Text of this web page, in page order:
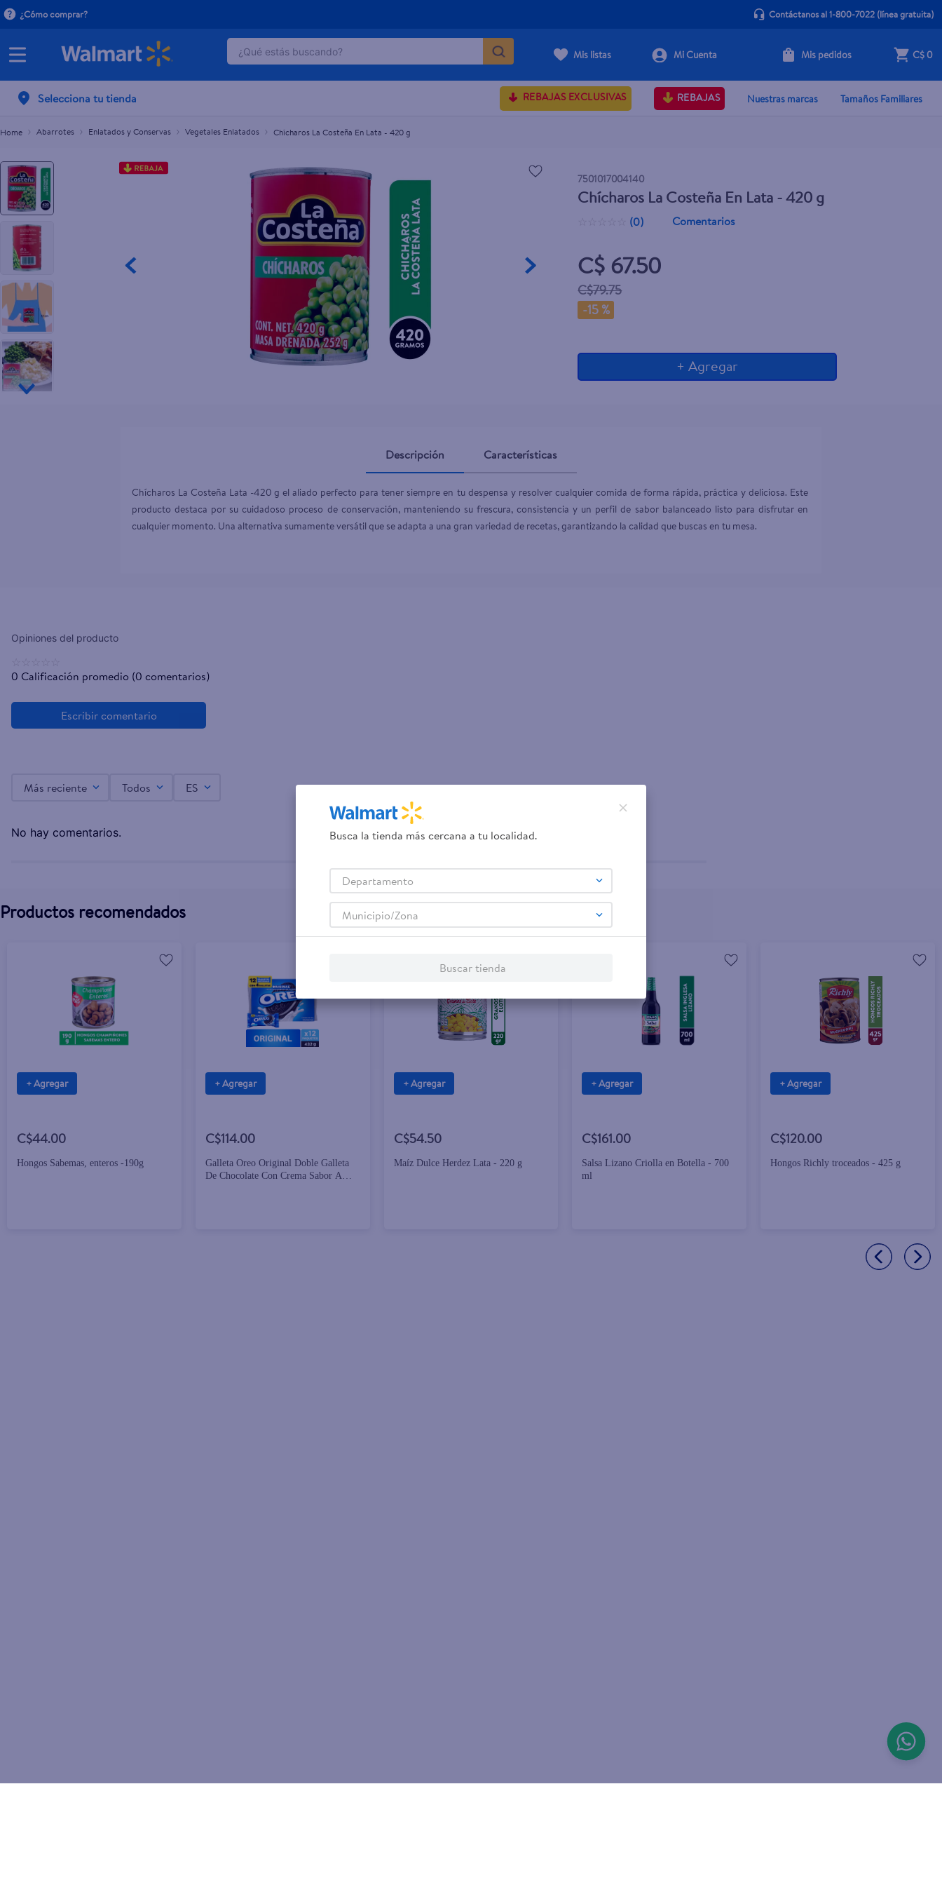
¿Cómo comprar? Contáctanos al 1-800-7022(línea gratuita)
¿Qué estás buscando?
Mis listas Mis pedidos C$ 0
Selecciona tu tienda REBAJAS EXCLUSIVAS REBAJAS Nuestras marcas Tamaños Familiares
Abarrotes Enlatados y Conservas Vegetales Enlatados Chícharos La Costeña En Lata - 420 g
7501017004140
Chícharos La Costeña En Lata - 420 g
(0) Comentarios
C$ 67.50
C$79.75
-15 %
+ Agregar
Chícharos La Costeña En Lata - 420 g
C$67.50
+ Agregar
Descripción Características
Chícharos La Costeña Lata -420 g el aliado perfecto para tener siempre en tu despensa y resolver cualquier comida de forma rápida, práctica y deliciosa. Este
producto destaca por su cuidadoso proceso de conservación, manteniendo su frescura, consistencia y un perfil de sabor balanceado listo para disfrutar en
cualquier momento. Una alternativa sumamente versátil que se adapta a una gran variedad de recetas, garantizando la calidad que buscas en tu mesa.
0 Calificación promedio (0 comentarios)
Más reciente Todos ES
No hay comentarios.
Productos recomendados
+ Agregar
C$44.00
Hongos Sabemas, enteros -190g
+ Agregar
C$114.00
Galleta Oreo Original Doble Galleta
De Chocolate Con Crema Sabor A
+ Agregar
C$54.50
Maíz Dulce Herdez Lata - 220 g
+ Agregar
C$161.00
Salsa Lizano Criolla en Botella - 700
ml
+ Agregar
C$120.00
Hongos Richly troceados - 425 g
Busca la tienda más cercana a tu localidad.
Departamento
Municipio/Zona
Buscar tienda
TÉRMINOS MÁS BUSCADOS
4.
crema ponds
head and shoulders
6.
herbal rosa
7.
ponds
8.
aceite
venus gillette
10. tip top